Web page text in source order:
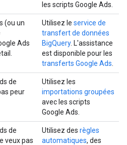
les scripts Google Ads.
(ou un
Ads
Utilisez le service de
transfert de données
BigQuery. L'assistance
est disponible pour les
transferts Google Ads
de
peur
Utilisez les
importations groupées
avec les scripts
Google Ads.
de
veux pas
Utilisez des règles
automatiques, des